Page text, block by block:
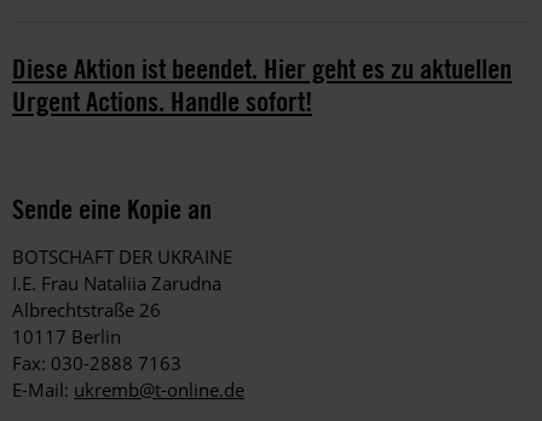
Diese Aktion ist beendet. Hier geht es zu aktuellen
Urgent Actions. Handle sofort!
Sende eine Kopie an
BOTSCHAFT DER UKRAINE
I.E. Frau Nataliia Zarudna
Albrechtstraße 26
10117 Berlin
Fax: 030-2888 7163
E-Mail: ukremb@t-online.de